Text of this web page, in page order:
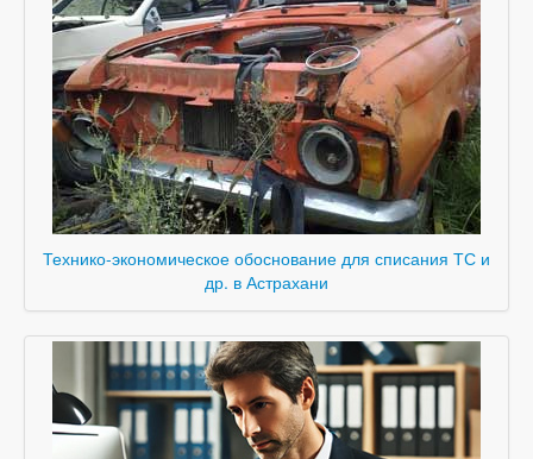
Технико-экономическое обоснование для списания ТС и
др. в Астрахани